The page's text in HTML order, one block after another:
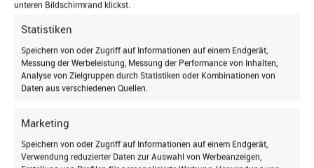
unteren Bildschirmrand klickst.
Statistiken
Speichern von oder Zugriff auf Informationen auf einem Endgerät,
Messung der Werbeleistung, Messung der Performance von Inhalten,
Analyse von Zielgruppen durch Statistiken oder Kombinationen von
Daten aus verschiedenen Quellen.
Marketing
Speichern von oder Zugriff auf Informationen auf einem Endgerät,
Verwendung reduzierter Daten zur Auswahl von Werbeanzeigen,
Jetzt Dachfenster-
Reparatur anfragen:
Stellen Sie Ihre Reparaturanfrage jetzt
Formular in 2 Minuten ausfüllen – Sie
erhalten Ihr individuelles Reparatur-Angebot